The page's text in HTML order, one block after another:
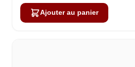
Ajouter au panier